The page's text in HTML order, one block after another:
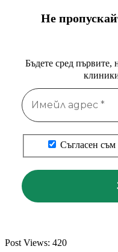
Не
Бъдете сред първите,
Съгласен съм
Post Views: 420